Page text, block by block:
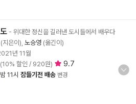
- 위대한 정신을 길러낸 도시들에서 배우다
(지은이), 노승영 (옮긴이)
년 11월
할인 / 920원) 9.7
밤 11시 잠들기전 배송 변경